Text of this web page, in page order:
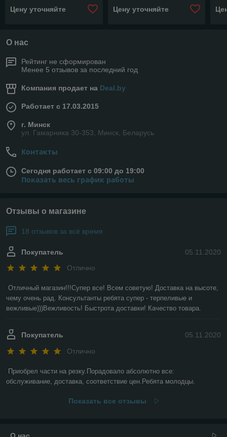
Цену уточняйте Цену уточняйте
О нас
Рейтинг не сформирован
Менее 5 отзывов за последний год
Компания продает на Deal.by
Работает с 17.03.2015
г. Минск
ул. Гамарника 30-353, Минск, Беларусь
Контакты
Сегодня работает с 09:00 до 19:00
Показать весь график работы
Отзывы о магазине
18 отзывов за всё время
05.11.2020
Покупатель
Отлично
Отличный магазин!!!Супер все! Всем советую! Доставка на высоте,
чему очень рад. Консультанты ребята супер - терпеливые и
вежливые)))Вежливость! Быстрота доставки! Качество товара.
05.11.2020
Покупатель
Отлично
Приобрел части на резку.Порадовало абсолютно все:
обслуживание, доставка, соответствие цен.Ребята молодцы.
Показать все отзывы
О нас